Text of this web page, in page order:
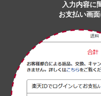
入力内容に
お支払い画面